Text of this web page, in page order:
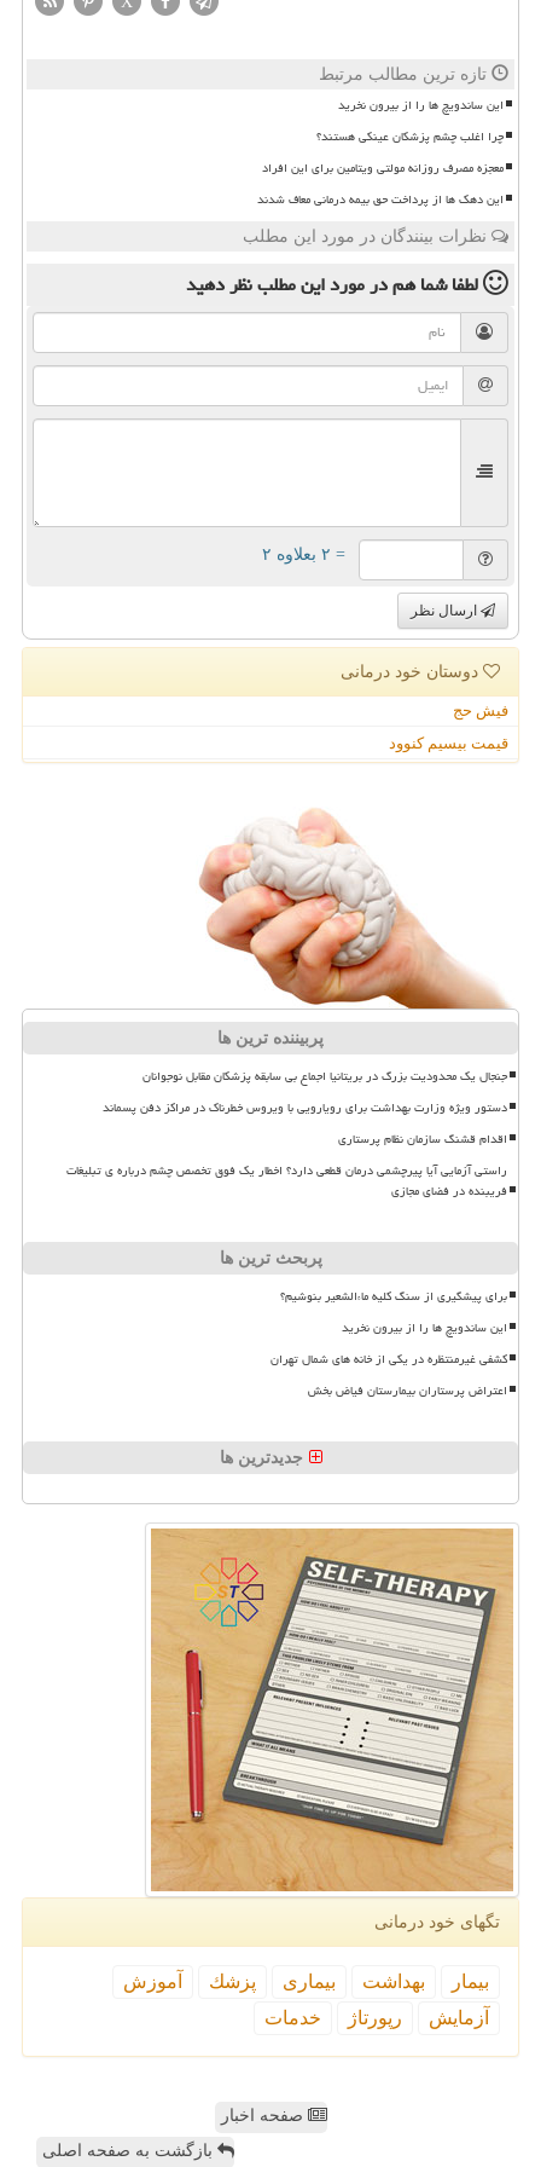
تازه ترین مطالب مرتبط
این ساندویچ ها را از بیرون نخرید
چرا اغلب چشم پزشکان عینکی هستند؟
معجزه مصرف روزانه مولتی ویتامین برای این افراد
این دهک ها از پرداخت حق بیمه درمانی معاف شدند
نظرات بینندگان در مورد این مطلب
لطفا شما همدر مورد این مطلبنظر دهید
= ۲ بعلاوه ۲
ارسال نظر
دوستان خود درمانی
فیش حج
قیمت بیسیم کنوود
پربیننده ترین ها
جنجال یک محدودیت بزرگ در بریتانیا اجماع بی سابقه پزشکان مقابل نوجوانان
دستور ویژه وزارت بهداشت برای رویارویی با ویروس خطرناک در مراکز دفن پسماند
اقدام قشنگ سازمان نظام پرستاری
راستی آزمایی آیا پیرچشمی درمان قطعی دارد؟ اخطار یک فوق تخصص چشم درباره ی تبلیغات
فریبنده در فضای مجازی
پربحث ترین ها
برای پیشگیری از سنگ کلیه ماءالشعیر بنوشیم؟
این ساندویچ ها را از بیرون نخرید
کشفی غیرمنتظره در یکی از خانه های شمال تهران
اعتراض پرستاران بیمارستان فیاض بخش
جدیدترین ها
تگهای خود درمانی
بیمار بهداشت بیماری پزشك
آموزش
آزمایش
رپورتاژ خدمات
صفحه اخبار
بازگشت به صفحه اصلی